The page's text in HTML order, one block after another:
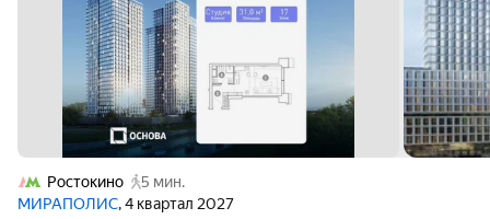
Ростокино
5 мин.
МИРАПОЛИС, 4 квартал 2027